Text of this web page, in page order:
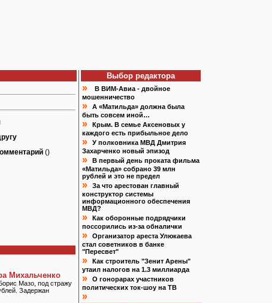
()
Михальченко
Мазо, под стражу
Задержан
Выбор редактора
»
В ВИМ-Авиа - двойное
мошенничество
»
А «Матильда» должна была
быть совсем иной…
»
Крым. В семье Аксеновых у
каждого есть прибыльное дело
»
У полковника МВД Дмитрия
Захарченко новый эпизод
»
В первый день проката фильма
«Матильда» собрано 39 млн
рублей и это не предел
»
За что арестован главный
конструктор системы
информационного обеспечения
МВД?
»
Как оборонные подрядчики
поссорились из-за обналички
»
Организатор ареста Улюкаева
стал советников в банке
"Пересвет"
»
Как строитель "Зенит Арены"
утаил налогов на 1.3 миллиарда
»
О гонорарах участников
политических ток-шоу на ТВ
»